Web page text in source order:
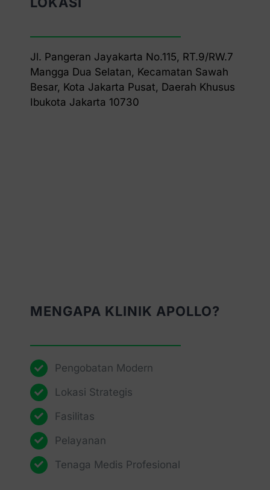
Jl. Pangeran Jayakarta No.115, RT.9/RW.7
Mangga Dua Selatan, Kecamatan Sawah
Besar, Kota Jakarta Pusat, Daerah Khusus
Ibukota Jakarta 10730
MENGAPA KLINIK APOLLO?
Pengobatan Modern
Lokasi Strategis
Fasilitas
Pelayanan
Tenaga Medis Profesional